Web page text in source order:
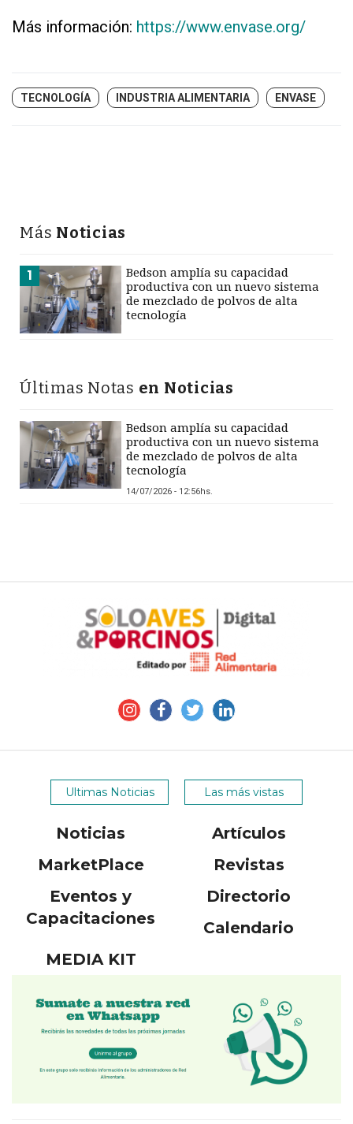
Más información: https://www.envase.org/
TECNOLOGÍA INDUSTRIA ALIMENTARIA ENVASE
Más Noticias
1
Bedson amplía su capacidad
productiva con un nuevo sistema
de mezclado de polvos de alta
tecnología
Últimas Notas en Noticias
Bedson amplía su capacidad
productiva con un nuevo sistema
de mezclado de polvos de alta
tecnología
14/07/2026 - 12:56hs.
Ultimas Noticias Las más vistas
Noticias
Artículos
MarketPlace
Revistas
Eventos y
Capacitaciones
Directorio
Calendario
MEDIA KIT